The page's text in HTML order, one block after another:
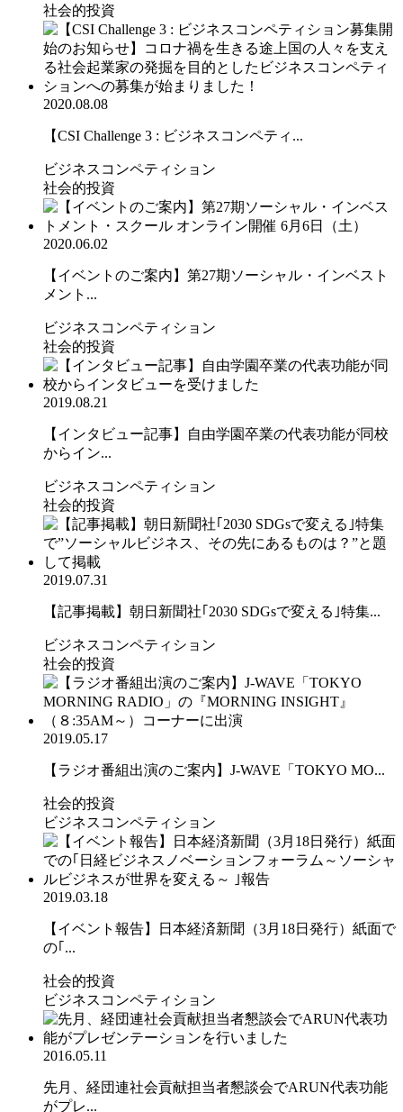
社会的投資
2020.08.08
【CSI Challenge 3 : ビジネスコンペティ...
ビジネスコンペティション
社会的投資
2020.06.02
【イベントのご案内】第27期ソーシャル・インベスト
メント...
ビジネスコンペティション
社会的投資
2019.08.21
【インタビュー記事】自由学園卒業の代表功能が同校
からイン...
ビジネスコンペティション
社会的投資
2019.07.31
【記事掲載】朝日新聞社｢2030 SDGsで変える｣特集...
ビジネスコンペティション
社会的投資
2019.05.17
【ラジオ番組出演のご案内】J-WAVE「TOKYO MO...
社会的投資
ビジネスコンペティション
2019.03.18
【イベント報告】日本経済新聞（3月18日発行）紙面で
の｢...
社会的投資
ビジネスコンペティション
2016.05.11
先月、経団連社会貢献担当者懇談会でARUN代表功能
がプレ...